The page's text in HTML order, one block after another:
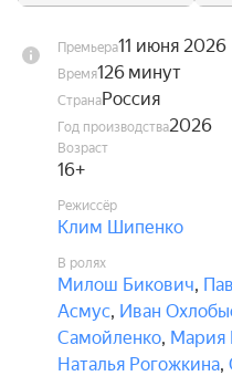
Премьера11 июня 2026
Время126 минут
СтранаРоссия
Год производства2026
Возраст
16+
Режиссёр
Клим Шипенко
В ролях
Милош Бикович,
Асмус, Иван
Самойленко, Мария
Наталья Рогожкина,